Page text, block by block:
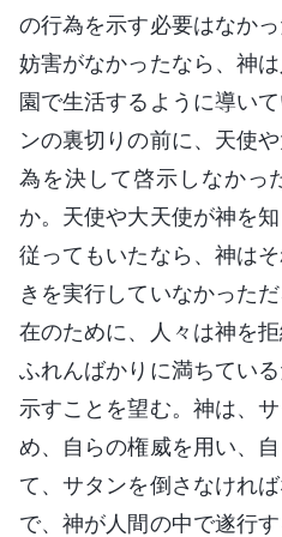
の行為を示す必要はなか
妨害がなかったなら、神
園で生活するように導い
ンの裏切りの前に、天使
為を決して啓示しなかっ
か。天使や大天使が神を
従ってもいたなら、神は
きを実行していなかった
在のために、人々は神を
ふれんばかりに満ちてい
示すことを望む。神は、
め、自らの権威を用い、
て、サタンを倒さなけれ
で、神が人間の中で遂行